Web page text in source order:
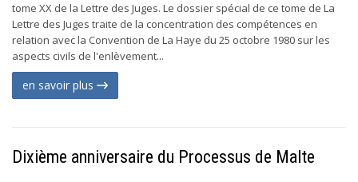
tome XX de la Lettre des Juges. Le dossier spécial de ce tome de La
Lettre des Juges traite de la concentration des compétences en
relation avec la Convention de La Haye du 25 octobre 1980 sur les
aspects civils de l'enlèvement...
en savoir plus
Dixième anniversaire du Processus de Malte